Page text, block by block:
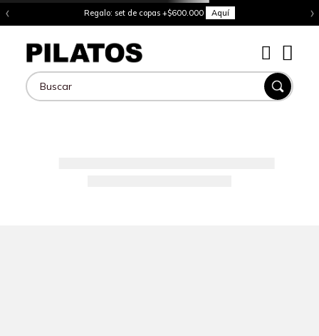
‹ Regalo: set de copas +$600.000 Aquí ›
Buscar